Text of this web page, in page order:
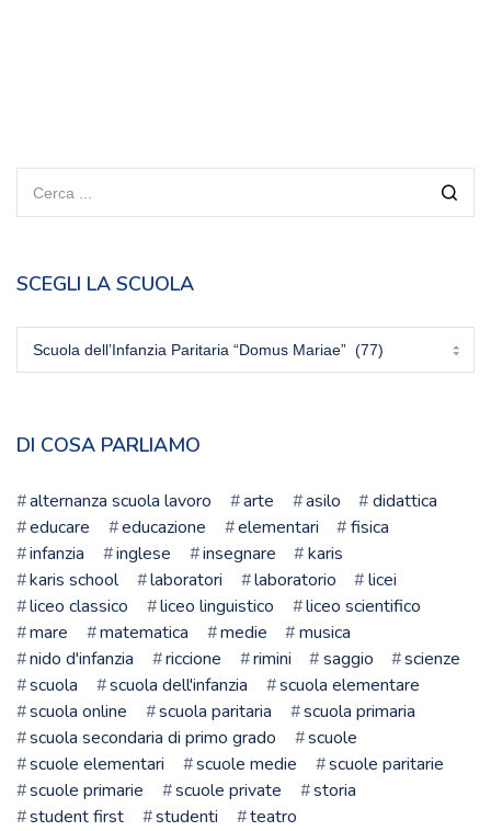
SCEGLI LA SCUOLA
Scegli
DI COSA PARLIAMO
alternanza scuola lavoro arte asilo
didattica
educare
educazione elementari
fisica
infanzia
inglese insegnare
karis
karis school
laboratori laboratorio
licei
liceo classico
liceo linguistico
liceo scientifico
mare
matematica medie
musica
nido d'infanzia
riccione rimini saggio
scienze
scuola
scuola dell'infanzia
scuola elementare
scuola online
scuola paritaria
scuola primaria
scuola secondaria di primo grado
scuole
scuole elementari
scuole medie
scuole paritarie
scuole primarie
scuole private
storia
student first
studenti teatro